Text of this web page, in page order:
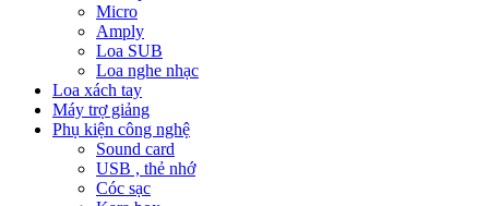
Micro
Amply
Loa SUB
Loa nghe nhạc
Loa xách tay
Máy trợ giảng
Phụ kiện công nghệ
Sound card
USB , thẻ nhớ
Cóc sạc